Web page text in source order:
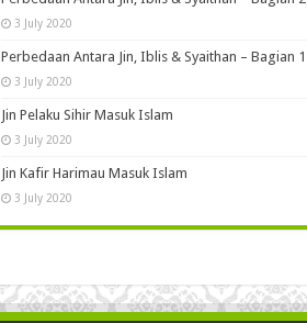
3 July 2020
Perbedaan Antara Jin, Iblis & Syaithan – Bagian 1
3 July 2020
Jin Pelaku Sihir Masuk Islam
3 July 2020
Jin Kafir Harimau Masuk Islam
3 July 2020